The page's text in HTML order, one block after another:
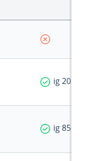
ig 20
ig 85